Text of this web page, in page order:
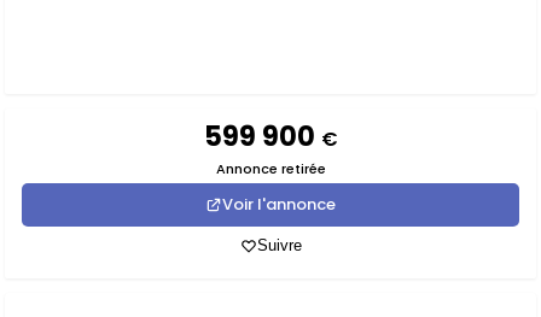
599 900 €
Annonce retirée
Voir l'annonce
Suivre